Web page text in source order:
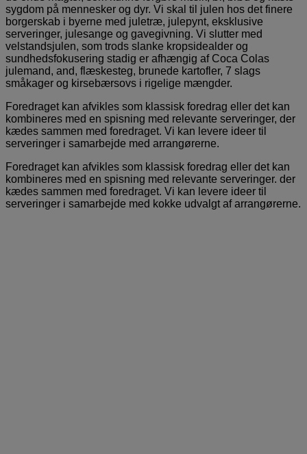
sygdom på mennesker og dyr. Vi skal til julen hos det finere
borgerskab i byerne med juletræ, julepynt, eksklusive
serveringer, julesange og gavegivning. Vi slutter med
velstandsjulen, som trods slanke kropsidealder og
sundhedsfokusering stadig er afhængig af Coca Colas
julemand, and, flæskesteg, brunede kartofler, 7 slags
småkager og kirsebærsovs i rigelige mængder.
Foredraget kan afvikles som klassisk foredrag eller det kan
kombineres med en spisning med relevante serveringer, der
kædes sammen med foredraget. Vi kan levere ideer til
serveringer i samarbejde med arrangørerne.
Foredraget kan afvikles som klassisk foredrag eller det kan
kombineres med en spisning med relevante serveringer. der
kædes sammen med foredraget. Vi kan levere ideer til
serveringer i samarbejde med kokke udvalgt af arrangørerne.